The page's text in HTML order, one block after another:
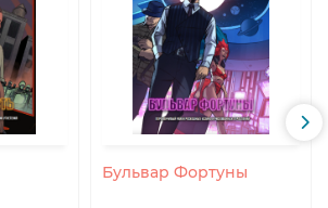
Бульвар Фортуны